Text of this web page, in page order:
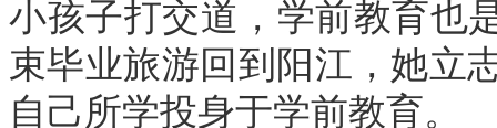
小孩子打交道，学前教育也
束毕业旅游回到阳江，她立
自己所学投身于学前教育。